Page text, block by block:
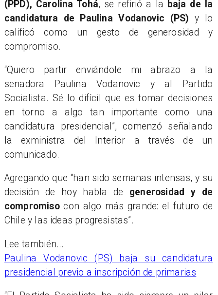
(PPD), Carolina Tohá, se refirió a la baja de la
candidatura de Paulina Vodanovic (PS) y lo
calificó como un gesto de generosidad y
compromiso.
“Quiero partir enviándole mi abrazo a la
senadora Paulina Vodanovic y al Partido
Socialista. Sé lo difícil que es tomar decisiones
en torno a algo tan importante como una
candidatura presidencial”, comenzó señalando
la exministra del Interior a través de un
comunicado.
Agregando que “han sido semanas intensas, y su
decisión de hoy habla de generosidad y de
compromisocon algo más grande: el futuro de
Chile y las ideas progresistas”.
Lee también...
Paulina Vodanovic (PS) baja su candidatura
presidencial previo a inscripción de primarias